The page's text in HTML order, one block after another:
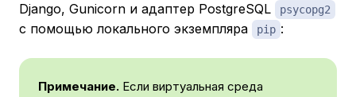
Django, Gunicorn и адаптер PostgreSQL
psycopg2
с помощью локального экземпляра pip :
Примечание. Если виртуальная среда